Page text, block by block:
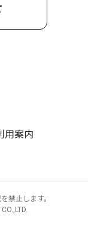
用案内
禁止します。